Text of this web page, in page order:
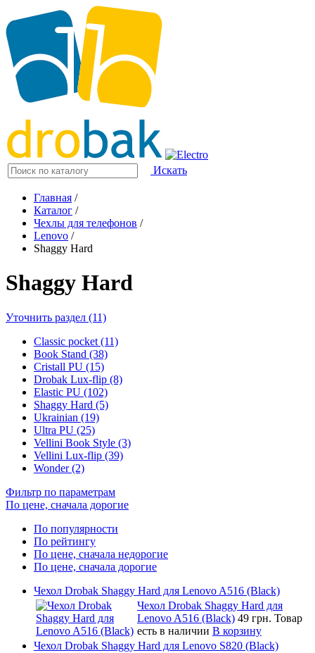
Искать
Главная /
Каталог /
Чехлы для телефонов /
Lenovo /
Shaggy Hard
Shaggy Hard
Уточнить раздел (11)
Classic pocket (11)
Book Stand (38)
Cristall PU (15)
Drobak Lux-flip (8)
Elastic PU (102)
Shaggy Hard (5)
Ukrainian (19)
Ultra PU (25)
Vellini Book Style (3)
Vellini Lux-flip (39)
Wonder (2)
Фильтр по параметрам
По цене, сначала дорогие
По популярности
По рейтингу
По цене, сначала недорогие
По цене, сначала дорогие
Чехол Drobak Shaggy Hard для Lenovo A516 (Black)
Чехол Drobak Shaggy Hard для
Lenovo A516 (Black) 49 грн. Товар
есть в наличии В корзину
Чехол Drobak Shaggy Hard для Lenovo S820 (Black)